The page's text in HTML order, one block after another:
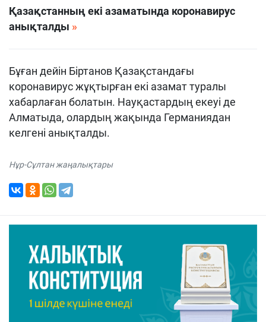
Қазақстанның екі азаматында коронавирус
анықталды
Бұған дейін Біртанов Қазақстандағы
коронавирус жұқтырған екі азамат туралы
хабарлаған болатын. Науқастардың екеуі де
Алматыда, олардың жақында Германиядан
келгені анықталды.
Нұр-Сұлтан жаңалықтары